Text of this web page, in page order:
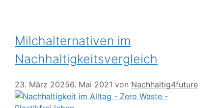
Milchalternativen im
Nachhaltigkeitsvergleich
23. März 20256. Mai 2021 von Nachhaltig4future